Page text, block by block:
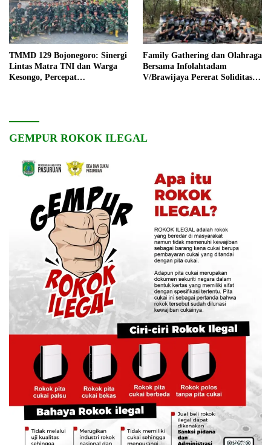
TMMD 129 Bojonegoro: Sinergi
Lintas Matra TNI dan Warga
Kesongo, Percepat
Family Gathering dan Olahraga
Bersama Infolahtadam
V/Brawijaya Pererat Soliditas
GEMPUR ROKOK ILEGAL